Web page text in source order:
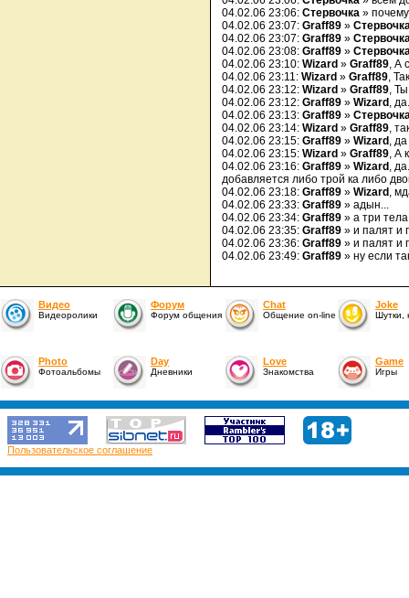
04.02.06 23:06: Стервочка »
04.02.06 23:07: Graff89 »
04.02.06 23:07: Graff89 »
04.02.06 23:08: Graff89 »
04.02.06 23:10: Wizard » Graff89, А
04.02.06 23:11: Wizard » Graff89,
04.02.06 23:12: Wizard » Graff89,
04.02.06 23:12: Graff89 » Wizard ,
04.02.06 23:13: Graff89 »
04.02.06 23:14: Wizard » Graff89,
04.02.06 23:15: Graff89 » Wizard ,
04.02.06 23:15: Wizard » Graff89, А
04.02.06 23:16: Graff89 » Wizard ,
добавляется либо трой ка либо
04.02.06 23:18: Graff89 » Wizard ,
04.02.06 23:33: Graff89 » адын...
04.02.06 23:34: Graff89 » а три
04.02.06 23:35: Graff89 » и палят и
04.02.06 23:36: Graff89 » и палят и
04.02.06 23:49: Graff89 » ну если
Видео
Видеоролики
Форум
Форум общения
Chat
Общение on-line
Joke
Шутки,
Photo
Фотоальбомы
Day
Дневники
Love
Знакомства
Game
Игры
Пользовательское соглашение